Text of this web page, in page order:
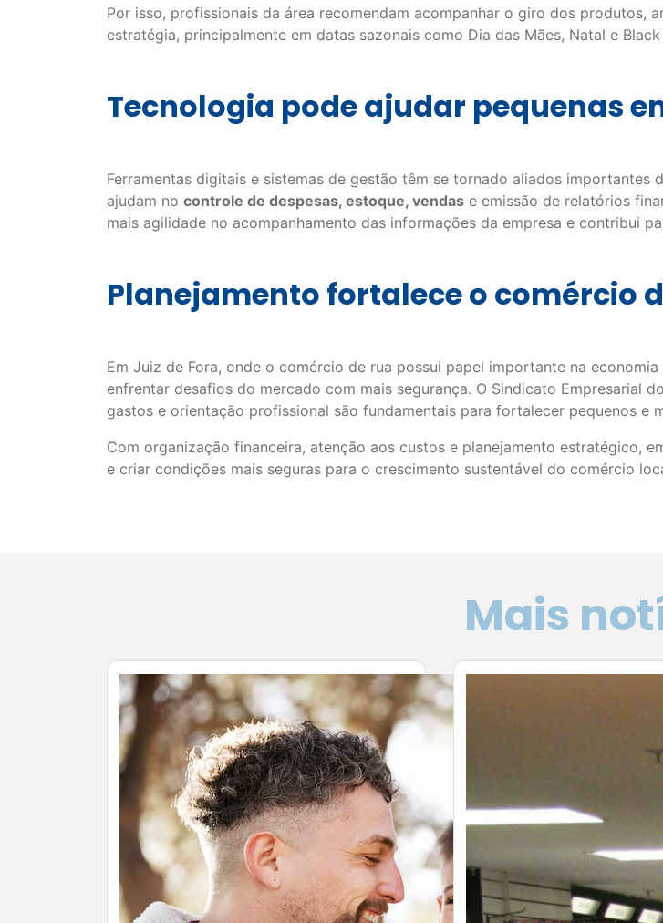
Por isso, profissionais da área recomendam acompanhar o giro dos produtos,
estratégia, principalmente em datas sazonais como Dia das Mães, Natal e Black
Tecnologia pode ajudar pequenas
Ferramentas digitais e sistemas de gestão têm se tornado aliados importantes
ajudam no controle de despesas, estoque, vendas e emissão de relatórios
mais agilidade no acompanhamento das informações da empresa e contribui
Planejamento fortalece o comércio
Em Juiz de Fora, onde o comércio de rua possui papel importante na
enfrentar desafios do mercado com mais segurança. O Sindicato Empresarial
gastos e orientação profissional são fundamentais para fortalecer pequenos e
Com organização financeira, atenção aos custos e planejamento estratégico,
e criar condições mais seguras para o crescimento sustentável do comércio
Mais